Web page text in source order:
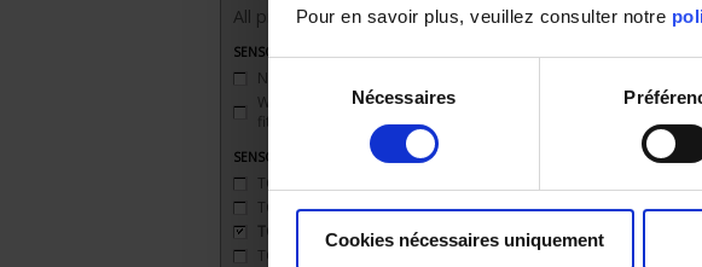
Pour en savoir plus, veuillez consulter notre
consentement
Nécessaires
Cookies nécessaires uniquement
All products
SENSORS - mechanical mounting
None
Watertight compression
fitting
SENSORS - measurement range
TC J 720 °C maxi
TC K 1100 °C maxi(2)
TC R 1XXX °C maxi
TC S 1500 °C maxi